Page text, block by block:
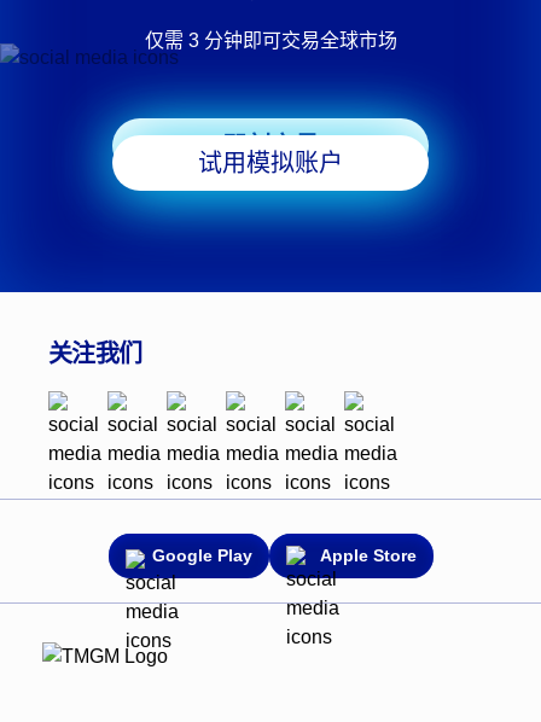
仅需 3 分钟即可交易全球市场
即刻交易
试用模拟账户
关注我们
Google Play Apple Store